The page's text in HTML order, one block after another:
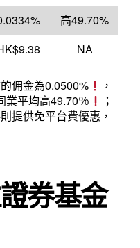
高49.70%
NA
佣金為0.0500%
，
業平均高49.70％
；
提供免平台費優惠，
券基金